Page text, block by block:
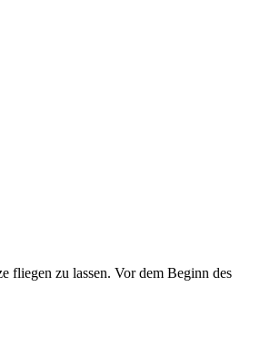
fliegen zu lassen. Vor dem Beginn des